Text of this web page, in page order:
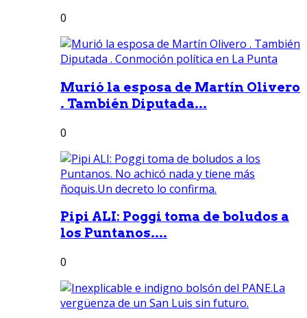
0
Murió la esposa de Martín Olivero
. También Diputada...
0
Pipi ALI: Poggi toma de boludos a
los Puntanos....
0